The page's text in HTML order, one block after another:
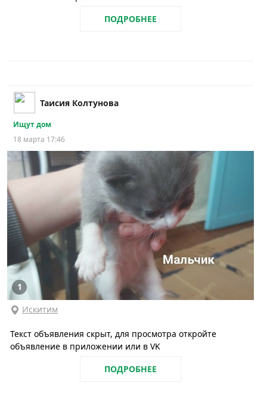
ПОДРОБНЕЕ
Таисия Колтунова
Ищут дом
18 марта 17:46
1
Искитим
Текст объявления скрыт, для просмотра откройте
объявление в приложении или в VK
ПОДРОБНЕЕ